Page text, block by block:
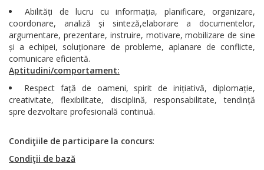
Abilități de lucru cu informația, planificare, organizare,
coordonare, analiză și sinteză,elaborare a documentelor,
argumentare, prezentare, instruire, motivare, mobilizare de sine
și a echipei, soluționare de probleme, aplanare de conflicte,
comunicare eficientă.
Aptitudini/comportament:
Respect față de oameni, spirit de inițiativă, diplomație,
creativitate, flexibilitate, disciplină, responsabilitate, tendință
spre dezvoltare profesională continuă.
Condiţiile de participare la concurs:
Condiţii de bază